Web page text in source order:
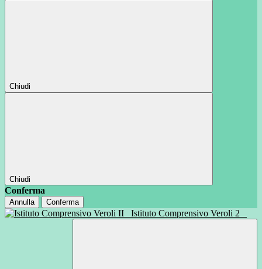
Chiudi
Chiudi
Conferma
Annulla Conferma
Istituto Comprensivo Veroli 2